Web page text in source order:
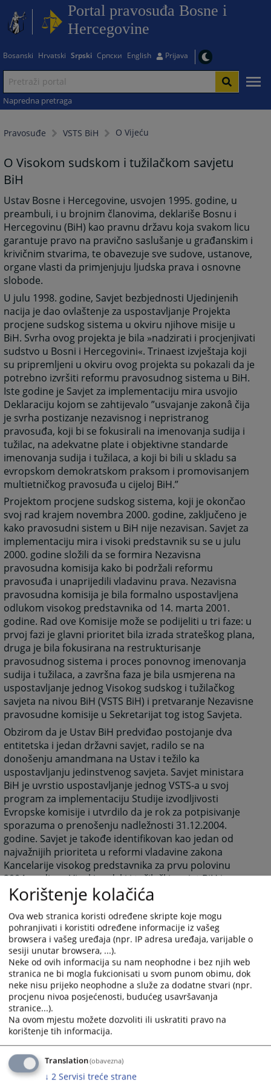
Portal pravosuđa Bosne i
Hercegovine
Bosanski Hrvatski Srpski Српски English Prijava
Napredna pretraga
Pravosuđe VSTS BiH O Vijeću
O Visokom sudskom i tužilačkom savjetu
BiH
Ustav Bosne i Hercegovine, usvojen 1995. godine, u
preambuli, i u brojnim članovima, deklariše Bosnu i
Hercegovinu (BiH) kao pravnu državu koja svakom licu
garantuje pravo na pravično saslušanje u građanskim i
krivičnim stvarima, te obavezuje sve sudove, ustanove,
organe vlasti da primjenjuju ljudska prava i osnovne
slobode.
U julu 1998. godine, Savjet bezbjednosti Ujedinjenih
nacija je dao ovlaštenje za uspostavljanje Projekta
procjene sudskog sistema u okviru njihove misije u
BiH. Svrha ovog projekta je bila »nadzirati i procjenjivati
sudstvo u Bosni i Hercegovini«. Trinaest izvještaja koji
su pripremljeni u okviru ovog projekta su pokazali da je
potrebno izvršiti reformu pravosudnog sistema u BiH.
Iste godine je Savjet za implementaciju mira usvojio
Deklaraciju kojom se zahtijevalo ”usvajanje zakonâ čija
je svrha postizanje nezavisnog i nepristranog
pravosuđa, koji bi se fokusirali na imenovanja sudija i
tužilac, na adekvatne plate i objektivne standarde
imenovanja sudija i tužilaca, a koji bi bili u skladu sa
evropskom demokratskom praksom i promovisanjem
multietničkog pravosuđa u cijeloj BiH.”
Projektom procjene sudskog sistema, koji je okončao
svoj rad krajem novembra 2000. godine, zaključeno je
kako pravosudni sistem u BiH nije nezavisan. Savjet za
implementaciju mira i visoki predstavnik su se u julu
2000. godine složili da se formira Nezavisna
pravosudna komisija kako bi podržali reformu
pravosuđa i unaprijedili vladavinu prava. Nezavisna
pravosudna komisija je bila formalno uspostavljena
odlukom visokog predstavnika od 14. marta 2001.
godine. Rad ove Komisije može se podijeliti u tri faze: u
prvoj fazi je glavni prioritet bila izrada strateškog plana,
druga je bila fokusirana na restrukturisanje
pravosudnog sistema i proces ponovnog imenovanja
sudija i tužilaca, a završna faza je bila usmjerena na
uspostavljanje jednog Visokog sudskog i tužilačkog
savjeta na nivou BiH (VSTS BiH) i pretvaranje Nezavisne
pravosudne komisije u Sekretarijat tog istog Savjeta.
Obzirom da je Ustav BiH predviđao postojanje dva
entitetska i jedan državni savjet, radilo se na
donošenju amandmana na Ustav i težilo ka
uspostavljanju jedinstvenog savjeta. Savjet ministara
BiH je uvrstio uspostavljanje jednog VSTS-a u svoj
program za implementaciju Studije izvodljivosti
Evropske komisije i utvrdilo da je rok za potpisivanje
sporazuma o prenošenju nadležnosti 31.12.2004.
godine. Savjet je takođe identifikovan kao jedan od
najvažnijih prioriteta u reformi vladavine zakona
Kancelarije visokog predstavnika za prvu polovinu
2004. godine. Visoki sudski i tužilački savjet BiH je
osnovan 1. juna 2004. godine, Zakonom koji je
Parlamentarna skupština Bosne i Hercegovine usvojila
u maju 2004. godine. Tome je prethodio Sporazum o
prenošenju odgovornosti Federacije BiH i Republike
Srpske iz marta iste godine. Uspostava VSTS-a BiH bio
je jedan od prvih ispunjenih uslova ka započinjanju
pregovora o zaključivanju Sporazuma o stabilizaciji i
pridruživanju između Evropske unije i Bosne i
Hercegovine, a zadatak Savjeta je da podržava
bosansko-hercegovačko pravosuđe na njegovom putu
ka Evropskoj uniji i njenim standardima.
Danas je VSTS BiH samostalna, nezavisna i
funkcionalna institucija čija je ključna zadaća
obezbijediti efikasno, nepristrano i profesionalno
pravosuđe u Bosni i Hercegovini.
Korištenje kolačića
Ova web stranica koristi određene skripte koje mogu
pohranjivati i koristiti određene informacije iz vašeg
browsera i vašeg uređaja (npr. IP adresa uređaja, varijable o
sesiji unutar browsera, ...).
Neke od ovih informacija su nam neophodne i bez njih web
stranica ne bi mogla fukcionisati u svom punom obimu, dok
neke nisu prijeko neophodne a služe za dodatne stvari (npr.
procjenu nivoa posjećenosti, budućeg usavršavanja
stranice...).
Na ovom mjestu možete dozvoliti ili uskratiti pravo na
korištenje tih informacija.
Translation(obavezna)
↓ 2 Servisi treće strane